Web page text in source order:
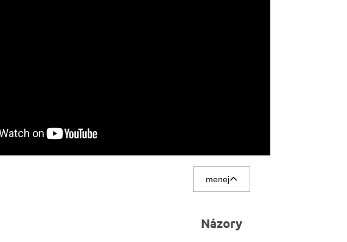
menej
Názory